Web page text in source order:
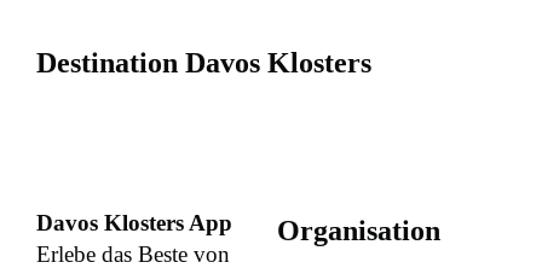
Destination Davos Klosters
Davos Klosters App
Erlebe das Beste von
Organisation